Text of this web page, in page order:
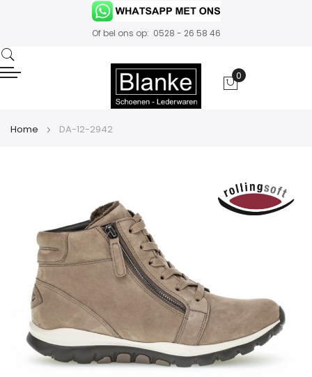
Of bel ons op: 0528 - 26 58 46
0
Home DA-12-2942
afbeeldingen-
gallerij